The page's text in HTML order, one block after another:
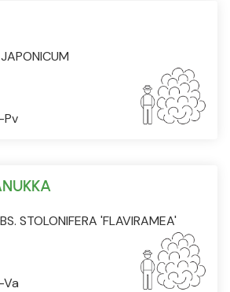
Pv
STOLONIFERA 'FLAVIRAMEA'